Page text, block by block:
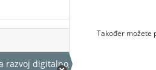
digitalnog društva (NEAKTIVAN)
Također možete